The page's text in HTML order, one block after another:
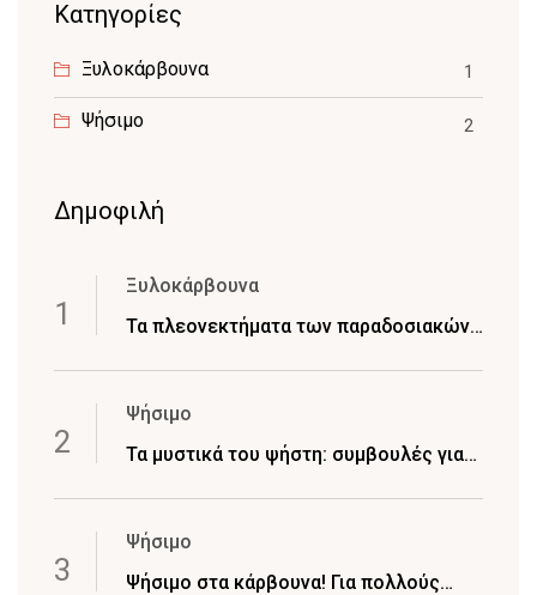
Kατηγορίες
Ξυλοκάρβουνα 1
Ψήσιμο 2
Δημοφιλή
Ξυλοκάρβουνα
Τα πλεονεκτήματα των παραδοσιακών
Ψήσιμο
Τα μυστικά του ψήστη: συμβουλές για
Ψήσιμο
Ψήσιμο στα κάρβουνα! Για πολλούς